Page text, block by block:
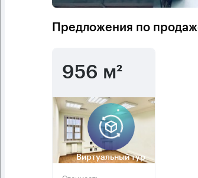
Предложения по
956 м²
Виртуальный тур